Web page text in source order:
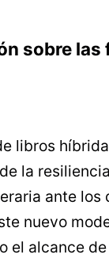
sobre las
libros
la
ante los
nuevo
el alcance